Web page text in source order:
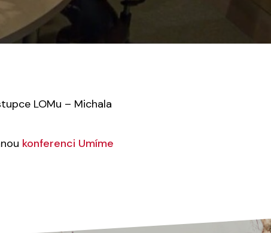
LOMu – Michala
konferenci Umíme